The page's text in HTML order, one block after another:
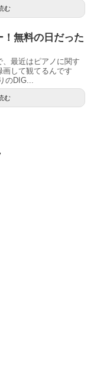
む
無料の日だった
、最近はピアノに関す
して観てるんです
のDIG...
む